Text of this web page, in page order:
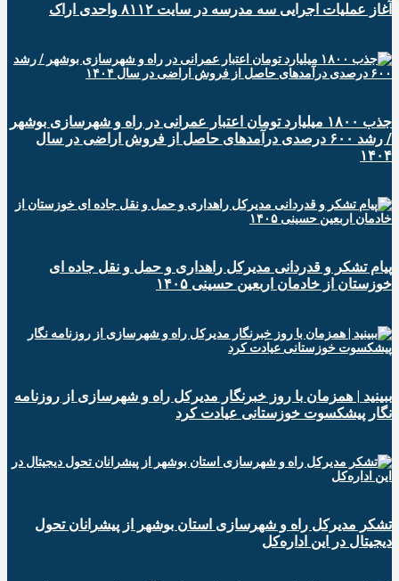
آغاز عملیات اجرایی سه مدرسه در سایت ۸۱۱۲ واحدی اراک
جذب ۱۸۰۰ میلیارد تومان اعتبار عمرانی در راه و شهرسازی بوشهر
/ رشد ۶۰۰ درصدی درآمدهای حاصل از فروش اراضی در سال
۱۴۰۴
پیام تشکر و قدردانی مدیرکل راهداری و حمل و نقل جاده ای
خوزستان از خادمان اربعین حسینی ۱۴۰۵
ببینید | همزمان با روز خبرنگار مدیرکل راه و شهرسازی از روزنامه
نگار پیشکسوت خوزستانی عیادت کرد
تشکر مدیرکل راه و شهرسازی استان بوشهر از پیشرانان تحول
دیجیتال در این اداره‌کل